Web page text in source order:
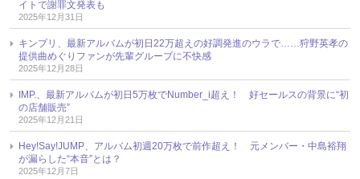
イトで謝罪文発表も
2025年12月31日
キンプリ、最新アルバムが初日22万超えの好調発進のウラで……狩野英孝の
提供曲めぐりファンが先輩グループに不快感
2025年12月28日
IMP.、最新アルバムが初日5万枚でNumber_i超え！ 好セールスの背景に“初
の店舗販売”
2025年12月21日
Hey!Say!JUMP、アルバム初週20万枚で前作超え！ 元メンバー・中島裕翔
が漏らした“本音”とは？
2025年12月7日